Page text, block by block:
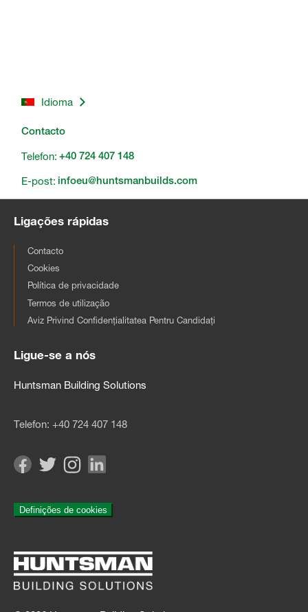
Idioma
Contacto
Telefon: +40 724 407 148
E-post: infoeu@huntsmanbuilds.com
Ligações rápidas
Contacto
Cookies
Política de privacidade
Termos de utilização
Aviz Privind Confidențialitatea Pentru Candidați
Ligue-se a nós
Huntsman Building Solutions
Telefon: +40 724 407 148
Definições de cookies